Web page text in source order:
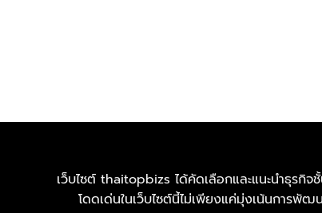
เว็บไซต์ thaitopbizs ได้คัดเลือกและแนะนำธุรกิ
โดดเด่นในเว็บไซต์นี้ไม่เพียงแค่มุ่งเน้นการพั